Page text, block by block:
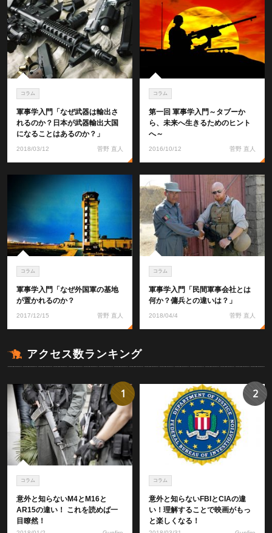
コラム
軍事学入門「なぜ武器は輸出さ
れるのか？日本が武器輸出大国
になることはあるのか？」
2018/03/12 菅野 直人
コラム
第一回 軍事学入門～タブーか
ら、未来へ生きるためのヒント
へ～
2016/10/12 菅野 直人
コラム
軍事学入門「なぜ外国軍の基地
が置かれるのか？
2017/12/15 菅野 直人
コラム
軍事学入門「民間軍事会社とは
何か？傭兵との違いは？」
2018/04/4 菅野 直人
アクセス数ランキング
コラム
意外と知らないM4とM16と
AR15の違い！ これを読めば一
目瞭然！
1
コラム
意外と知らないFBIとCIAの違
い！理解することで映画がもっ
と楽しくなる！
2